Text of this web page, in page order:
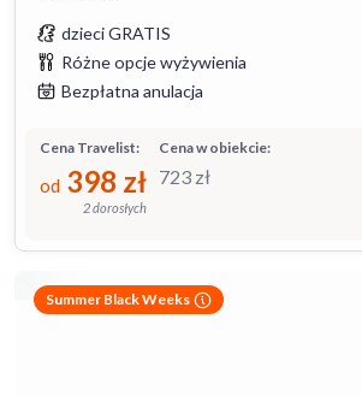
dzieci GRATIS
Różne opcje wyżywienia
Bezpłatna anulacja
Cena w obiekcie:
723 zł
Cena Travelist:
od 398 zł
2 dorosłych
Summer Black Weeks